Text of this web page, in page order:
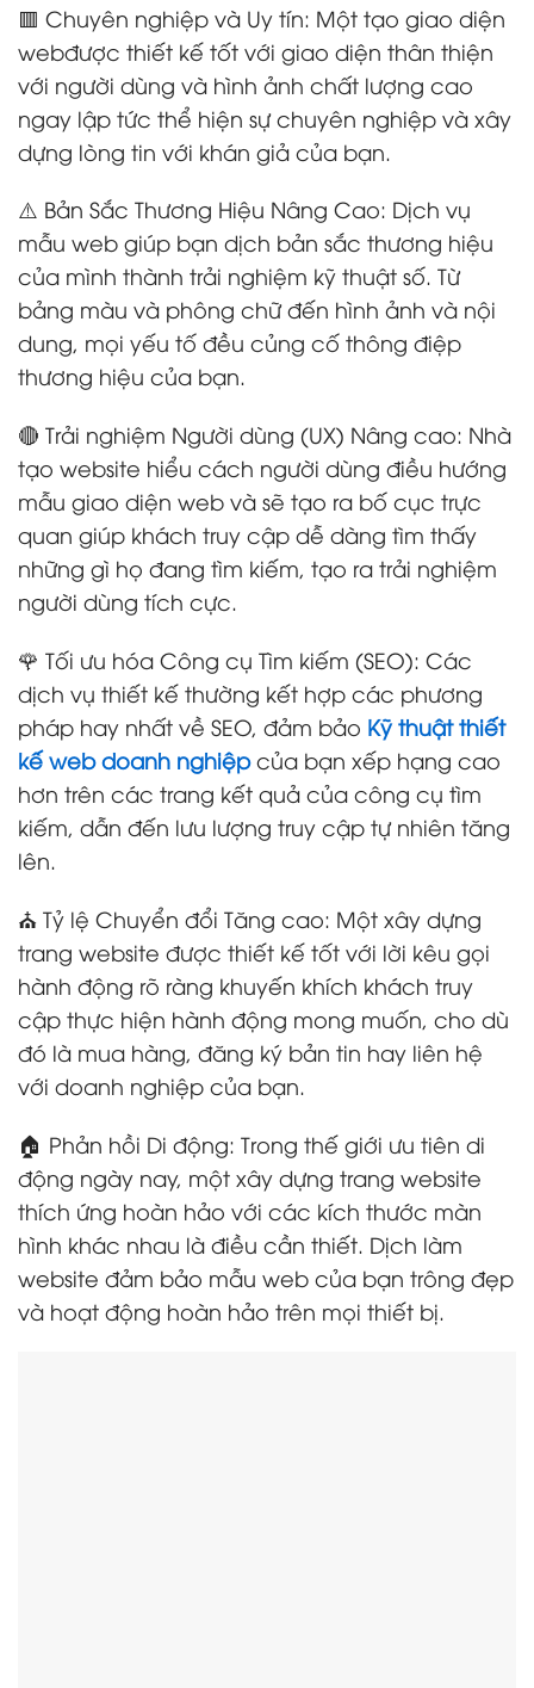
🟥 Chuyên nghiệp và Uy tín: Một tạo giao diện
webđược thiết kế tốt với giao diện thân thiện
với người dùng và hình ảnh chất lượng cao
ngay lập tức thể hiện sự chuyên nghiệp và xây
dựng lòng tin với khán giả của bạn.
⚠️ Bản Sắc Thương Hiệu Nâng Cao: Dịch vụ
mẫu web giúp bạn dịch bản sắc thương hiệu
của mình thành trải nghiệm kỹ thuật số. Từ
bảng màu và phông chữ đến hình ảnh và nội
dung, mọi yếu tố đều củng cố thông điệp
thương hiệu của bạn.
🔴 Trải nghiệm Người dùng (UX) Nâng cao: Nhà
tạo website hiểu cách người dùng điều hướng
mẫu giao diện web và sẽ tạo ra bố cục trực
quan giúp khách truy cập dễ dàng tìm thấy
những gì họ đang tìm kiếm, tạo ra trải nghiệm
người dùng tích cực.
🌹 Tối ưu hóa Công cụ Tìm kiếm (SEO): Các
dịch vụ thiết kế thường kết hợp các phương
pháp hay nhất về SEO, đảm bảo Kỹ thuật thiết
kế web doanh nghiệpcủa bạn xếp hạng cao
hơn trên các trang kết quả của công cụ tìm
kiếm, dẫn đến lưu lượng truy cập tự nhiên tăng
lên.
⛪ Tỷ lệ Chuyển đổi Tăng cao: Một xây dựng
trang website được thiết kế tốt với lời kêu gọi
hành động rõ ràng khuyến khích khách truy
cập thực hiện hành động mong muốn, cho dù
đó là mua hàng, đăng ký bản tin hay liên hệ
với doanh nghiệp của bạn.
🏠 Phản hồi Di động: Trong thế giới ưu tiên di
động ngày nay, một xây dựng trang website
thích ứng hoàn hảo với các kích thước màn
hình khác nhau là điều cần thiết. Dịch làm
website đảm bảo mẫu web của bạn trông đẹp
và hoạt động hoàn hảo trên mọi thiết bị.